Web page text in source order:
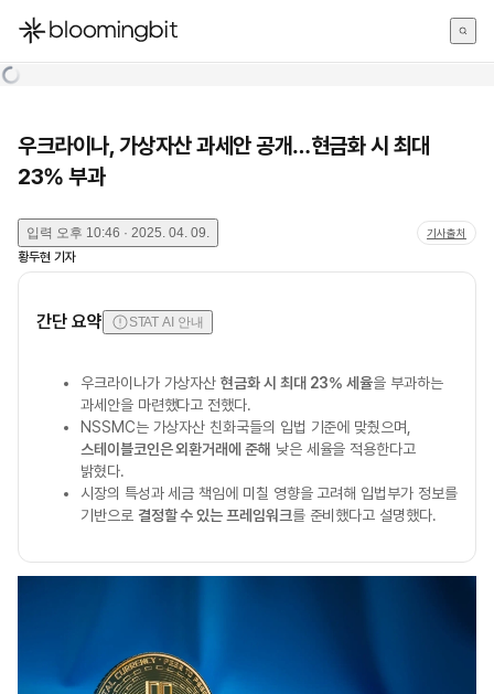
한국어
우크라이나, 가상자산 과세안 공개…현금화 시 최대
23% 부과
입력 오후 10:46 · 2025. 04. 09. 기사출처
황두현 기자
간단 요약 STAT AI 안내
우크라이나가 가상자산현금화 시 최대 23% 세율을 부과하는
과세안을 마련했다고 전했다.
NSSMC는 가상자산 친화국들의 입법 기준에 맞췄으며,
스테이블코인은 외환거래에 준해 낮은 세율을 적용한다고
밝혔다.
시장의 특성과 세금 책임에 미칠 영향을 고려해 입법부가 정보를
기반으로 결정할 수 있는 프레임워크를 준비했다고 설명했다.